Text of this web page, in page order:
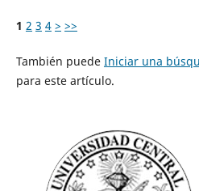
1 2 3 4 > >>
También puede Iniciar una
para este artículo.